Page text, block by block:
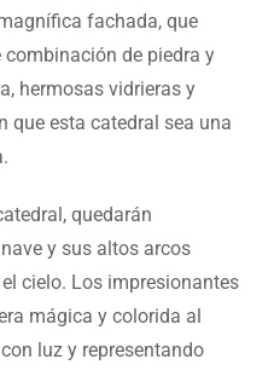
fachada, que
de piedra y
hermosas vidrieras y
que esta catedral sea una
quedarán
y sus altos arcos
cielo. Los impresionantes
mágica y colorida al
luz y representando